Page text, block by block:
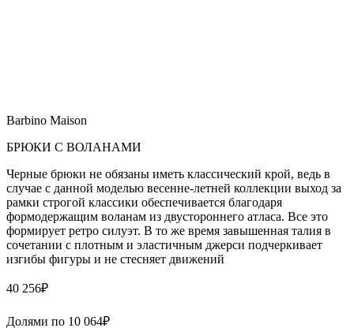
Barbino Maison
БРЮКИ С ВОЛАНАМИ
Черные брюки не обязаны иметь классический крой, ведь в
случае с данной моделью весенне-летней коллекции выход за
рамки строгой классики обеспечивается благодаря
формодержащим воланам из двустороннего атласа. Все это
формирует ретро силуэт. В то же время завышенная талия в
сочетании с плотным и эластичным джерси подчеркивает
изгибы фигуры и не стесняет движений
40 256₽
Долями по 10 064₽